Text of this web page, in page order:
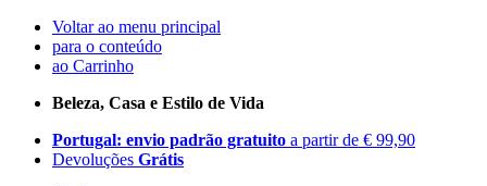
Voltar ao menu principal
para o conteúdo
ao Carrinho
Beleza, Casa e Estilo de Vida
Portugal: envio padrão gratuito a partir de € 99,90
Devoluções Grátis